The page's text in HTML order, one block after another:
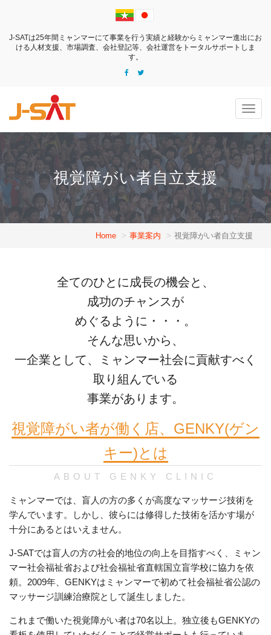
J-SATは25年間ミャンマーにて事業を行う実績と経験からミャンマー進出にお
ける人材支援、市場調査、会社登記等、会社運営をトータルサポートしま
す。
視覚障がい者自立支援
Home 事業案内 視覚障がい者自立支援
全てのひとに成長の機会と、
成功のチャンスが
めぐるように・・・。
そんな思いから、
一企業として、ミャンマー社会に貢献すべく
取り組んでいる
事業があります。
視覚障がい者が働く店、GENKY(ゲン
キー)とは
ABOUT GENKY CLINIC
ミャンマーでは、盲人の方の多くが高度なマッサージ技術を
学んでいます。しかし、彼らには修得した技術を活かす場が
十分にあるとはいえません。
J-SATでは盲人の方の社会的地位の向上を目指すべく、ミャン
マー社会福祉省および社会福祉省直轄国立盲学校に協力を依
頼。2009年、GENKYはミャンマーで初めて社会福祉省公認の
マッサージ訓練治療院として誕生しました。
これまで働いた視覚障がい者は70名以上。独立後もGENKYの